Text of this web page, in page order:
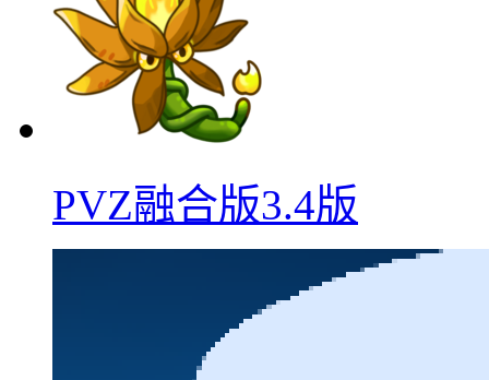
PVZ融合版3.4版